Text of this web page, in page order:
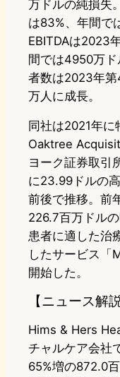
万ドルの純損失
は83%、年間で
EBITDAは2023
間では4950万
者数は2023年
万人に成長。
同社は2021年に
Oaktree
ヨーク証券取引
に23.99ドルの
前後で推移。前
226.7百万ドル
患者に適した治
したサービス「
開始した。
【ニュース解説
Hims & Hers
チャルケア会社
65%増の872.0